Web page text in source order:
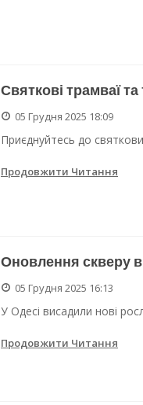
Святкові трамваї
05 Грудня 2025 18:09
Приєднуйтесь до
Продовжити Читання
Оновлення скверу в
05 Грудня 2025 16:13
У Одесі висадили нові
Продовжити Читання